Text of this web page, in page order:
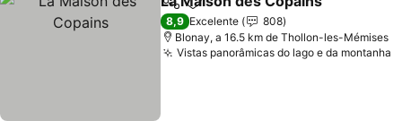
PartilharAdicionar aos favoritos
8,9 Excelente
808
Blonay, a 16.5 km de Thollon-les-Mémises
Vistas panorâmicas do lago e da montanha